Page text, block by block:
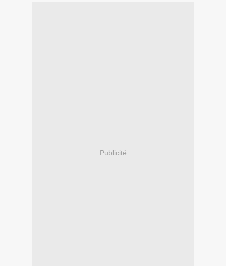
Publicité